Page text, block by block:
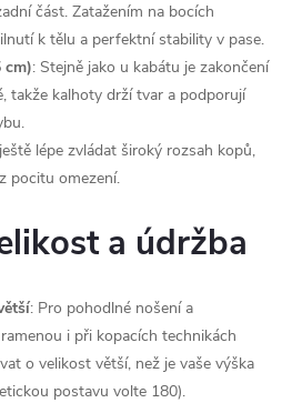
část. Zatažením na bocích
k tělu a perfektní stability v pase.
cm): Stejně jako u kabátu je zakončení
takže kalhoty drží tvar a podporují
lépe zvládat široký rozsah kopů,
pocitu omezení.
a údržba
: Pro pohodlné nošení a
i při kopacích technikách
o velikost větší, než je vaše výška
postavu volte 180).